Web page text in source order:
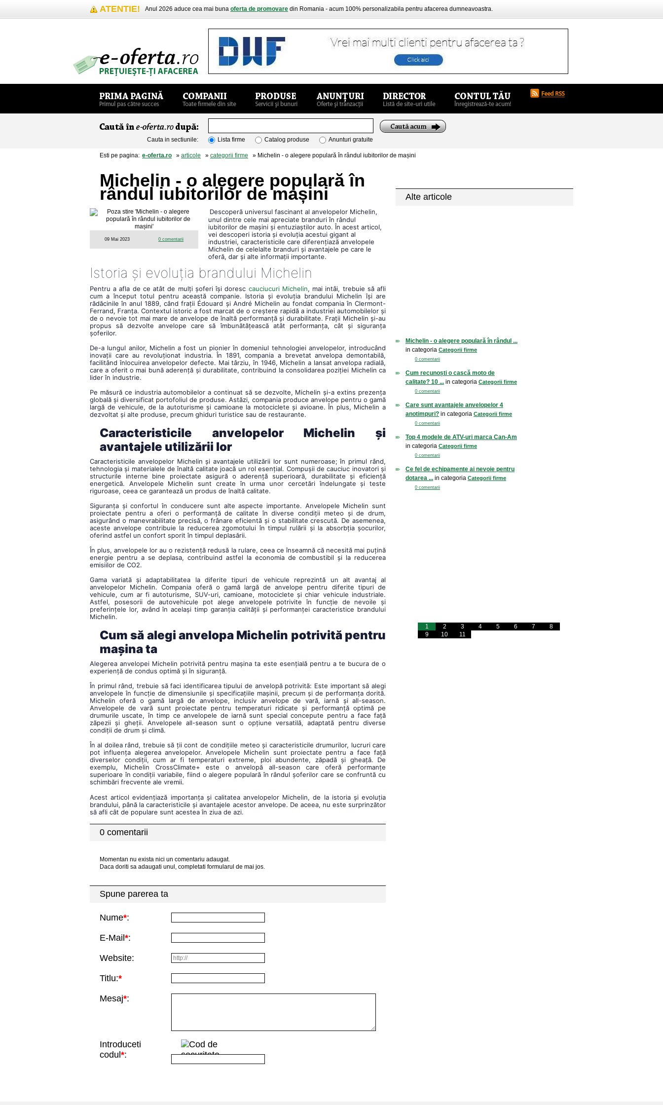
ATENTIE! Anul 2026 aduce cea mai buna oferta de promovare din Romania - acum 100% personalizabila pentru afacerea dumneavoastra.
Cauta in sectiunile: Lista firme Catalog produse Anunturi gratuite
Esti pe pagina: e-oferta.ro » articole » categorii firme » Michelin - o alegere populară în rândul iubitorilor de mașini
Michelin - o alegere populară în
rândul iubitorilor de mașini
09 Mai 2023 0 comentarii
Descoperă universul fascinant al anvelopelor Michelin,
unul dintre cele mai apreciate branduri în rândul
iubitorilor de mașini și entuziaștilor auto. În acest articol,
vei descoperi istoria și evoluția acestui gigant al
industriei, caracteristicile care diferențiază anvelopele
Michelin de celelalte branduri și avantajele pe care le
oferă, dar și alte informații importante.
Istoria și evoluția brandului Michelin
Pentru a afla de ce atât de mulți șoferi își doresc cauciucuri Michelin, mai intâi, trebuie să afli
cum a început totul pentru această companie. Istoria și evoluția brandului Michelin își are
rădăcinile în anul 1889, când frații Édouard și André Michelin au fondat compania în Clermont-
Ferrand, Franța. Contextul istoric a fost marcat de o creștere rapidă a industriei automobilelor și
de o nevoie tot mai mare de anvelope de înaltă performanță și durabilitate. Frații Michelin și-au
propus să dezvolte anvelope care să îmbunătățească atât performanța, cât și siguranța
șoferilor.
De-a lungul anilor, Michelin a fost un pionier în domeniul tehnologiei anvelopelor, introducând
inovații care au revoluționat industria. În 1891, compania a brevetat anvelopa demontabilă,
facilitând înlocuirea anvelopelor defecte. Mai târziu, în 1946, Michelin a lansat anvelopa radială,
care a oferit o mai bună aderență și durabilitate, contribuind la consolidarea poziției Michelin ca
lider în industrie.
Pe măsură ce industria automobilelor a continuat să se dezvolte, Michelin și-a extins prezența
globală și diversificat portofoliul de produse. Astăzi, compania produce anvelope pentru o gamă
largă de vehicule, de la autoturisme și camioane la motociclete și avioane. În plus, Michelin a
dezvoltat și alte produse, precum ghiduri turistice sau de restaurante.
Caracteristicile anvelopelor Michelin și
avantajele utilizării lor
Caracteristicile anvelopelor Michelin și avantajele utilizării lor sunt numeroase; în primul rând,
tehnologia și materialele de înaltă calitate joacă un rol esențial. Compușii de cauciuc inovatori și
structurile interne bine proiectate asigură o aderență superioară, durabilitate și eficiență
energetică. Anvelopele Michelin sunt create în urma unor cercetări îndelungate și teste
riguroase, ceea ce garantează un produs de înaltă calitate.
Siguranța și confortul în conducere sunt alte aspecte importante. Anvelopele Michelin sunt
proiectate pentru a oferi o performanță de calitate în diverse condiții meteo și de drum,
asigurând o manevrabilitate precisă, o frânare eficientă și o stabilitate crescută. De asemenea,
aceste anvelope contribuie la reducerea zgomotului în timpul rulării și la absorbția șocurilor,
oferind astfel un confort sporit în timpul deplasării.
În plus, anvelopele lor au o rezistență redusă la rulare, ceea ce înseamnă că necesită mai puțină
energie pentru a se deplasa, contribuind astfel la economia de combustibil și la reducerea
emisiilor de CO2.
Gama variată și adaptabilitatea la diferite tipuri de vehicule reprezintă un alt avantaj al
anvelopelor Michelin. Compania oferă o gamă largă de anvelope pentru diferite tipuri de
vehicule, cum ar fi autoturisme, SUV-uri, camioane, motociclete și chiar vehicule industriale.
Astfel, posesorii de autovehicule pot alege anvelopele potrivite în funcție de nevoile și
preferințele lor, având în același timp garanția calității și performanței caracteristice brandului
Michelin.
Cum să alegi anvelopa Michelin potrivită pentru
mașina ta
Alegerea anvelopei Michelin potrivită pentru mașina ta este esențială pentru a te bucura de o
experiență de condus optimă și în siguranță.
În primul rând, trebuie să faci identificarea tipului de anvelopă potrivită: Este important să alegi
anvelopele în funcție de dimensiunile și specificațiile mașinii, precum și de performanța dorită.
Michelin oferă o gamă largă de anvelope, inclusiv anvelope de vară, iarnă și all-season.
Anvelopele de vară sunt proiectate pentru temperaturi ridicate și performanță optimă pe
drumurile uscate, în timp ce anvelopele de iarnă sunt special concepute pentru a face față
zăpezii și gheții. Anvelopele all-season sunt o opțiune versatilă, adaptată pentru diverse
condiții de drum și climă.
În al doilea rând, trebuie să ții cont de condițiile meteo și caracteristicile drumurilor, lucruri care
pot influența alegerea anvelopelor. Anvelopele Michelin sunt proiectate pentru a face față
diverselor condiții, cum ar fi temperaturi extreme, ploi abundente, zăpadă și gheață. De
exemplu, Michelin CrossClimate+ este o anvelopă all-season care oferă performanțe
superioare în condiții variabile, fiind o alegere populară în rândul șoferilor care se confruntă cu
schimbări frecvente ale vremii.
Acest articol evidențiază importanța și calitatea anvelopelor Michelin, de la istoria și evoluția
brandului, până la caracteristicile și avantajele acestor anvelope. De aceea, nu este surprinzător
să afli cât de populare sunt acestea în ziua de azi.
0 comentarii
Momentan nu exista nici un comentariu adaugat.
Daca doriti sa adaugati unul, completati formularul de mai jos.
Spune parerea ta
Nume*:
E-Mail *:
Website:
Titlu:*
Mesaj*:
Introduceti
codul *:
Alte articole
Michelin - o alegere populară în rândul ...
in categoria Categorii firme
0 comentarii
Cum recunoști o cască moto de
calitate? 10 ... in categoria Categorii firme
0 comentarii
Care sunt avantajele anvelopelor 4
anotimpuri? in categoria Categorii firme
0 comentarii
Top 4 modele de ATV-uri marca Can-Am
in categoria Categorii firme
0 comentarii
Ce fel de echipamente ai nevoie pentru
dotarea ... in categoria Categorii firme
0 comentarii
1 2 3 4 5 6 7
8
9
10 11